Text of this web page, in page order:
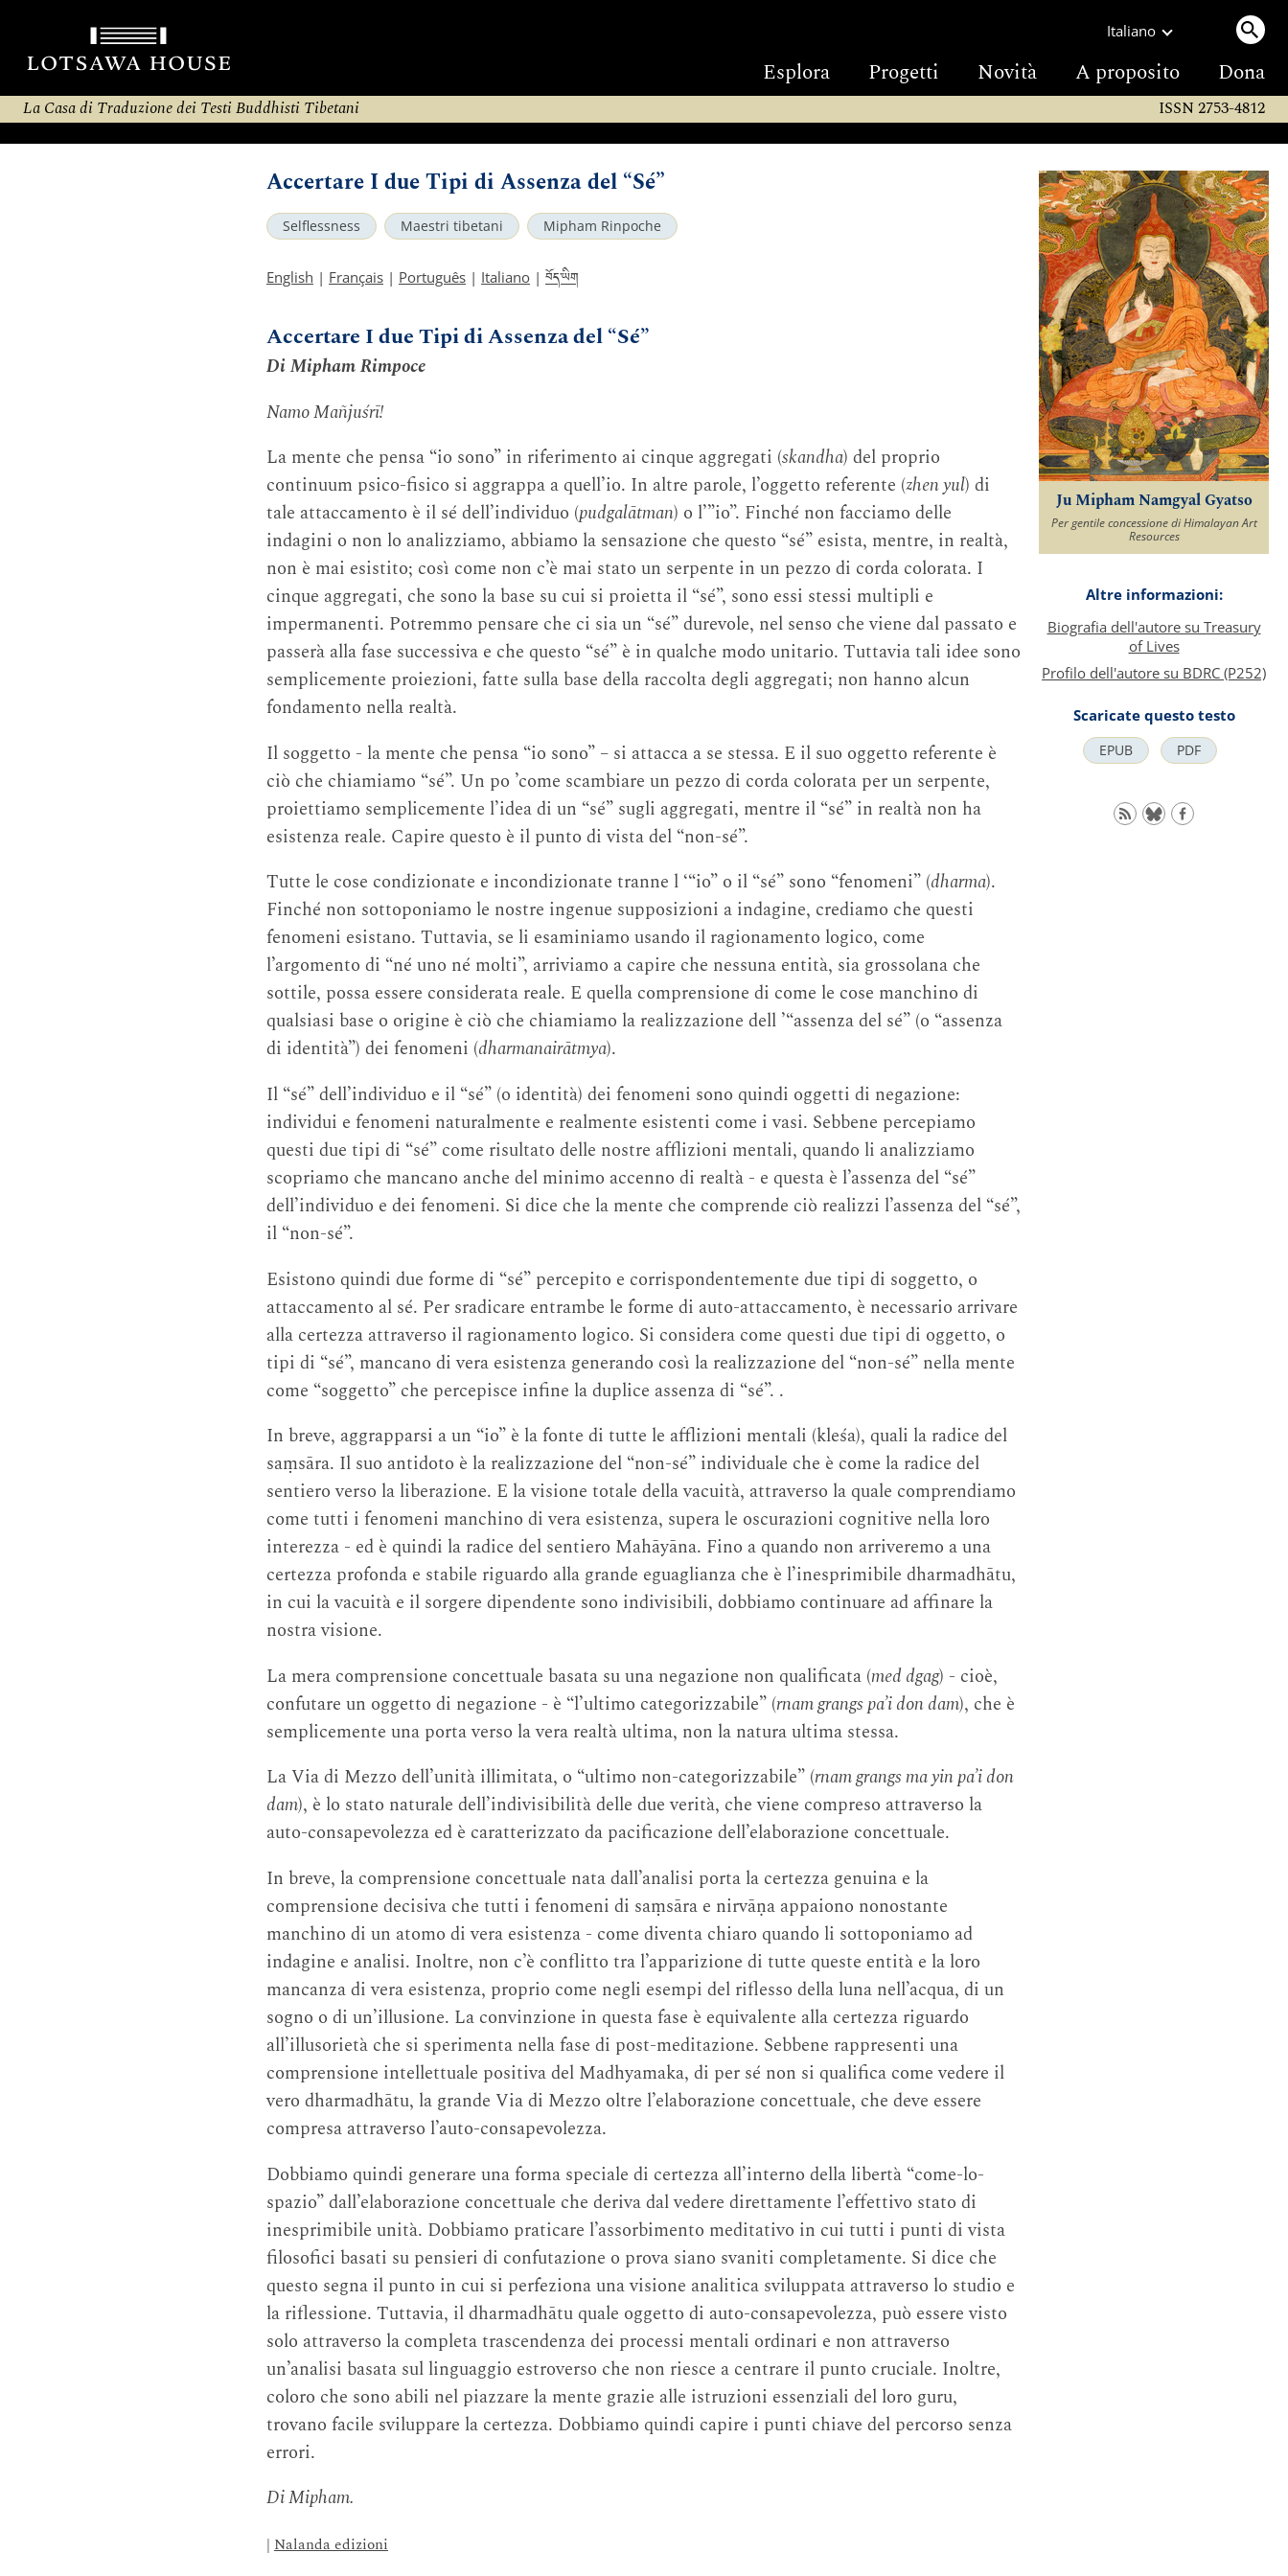
Italiano
Esplora Progetti Novità A proposito Dona
La Casa di Traduzione dei Testi Buddhisti Tibetani ISSN 2753-4812
Accertare I due Tipi di Assenza del “Sé”
Selflessness Maestri tibetani Mipham Rinpoche
English | Français | Português | Italiano | བོད་ཡིག
Accertare I due Tipi di Assenza del “Sé”
Di Mipham Rimpoce
Namo Mañjuśrī!
La mente che pensa “io sono” in riferimento ai cinque aggregati (skandha) del proprio
continuum psico-fisico si aggrappa a quell’io. In altre parole, l’oggetto referente (zhen yul) di
tale attaccamento è il sé dell’individuo (pudgalātman) o l’”io”. Finché non facciamo delle
indagini o non lo analizziamo, abbiamo la sensazione che questo “sé” esista, mentre, in realtà,
non è mai esistito; così come non c’è mai stato un serpente in un pezzo di corda colorata. I
cinque aggregati, che sono la base su cui si proietta il “sé”, sono essi stessi multipli e
impermanenti. Potremmo pensare che ci sia un “sé” durevole, nel senso che viene dal passato e
passerà alla fase successiva e che questo “sé” è in qualche modo unitario. Tuttavia tali idee sono
semplicemente proiezioni, fatte sulla base della raccolta degli aggregati; non hanno alcun
fondamento nella realtà.
Il soggetto - la mente che pensa “io sono” – si attacca a se stessa. E il suo oggetto referente è
ciò che chiamiamo “sé”. Un po ’come scambiare un pezzo di corda colorata per un serpente,
proiettiamo semplicemente l’idea di un “sé” sugli aggregati, mentre il “sé” in realtà non ha
esistenza reale. Capire questo è il punto di vista del “non-sé”.
Tutte le cose condizionate e incondizionate tranne l ‘“io” o il “sé” sono “fenomeni” (dharma).
Finché non sottoponiamo le nostre ingenue supposizioni a indagine, crediamo che questi
fenomeni esistano. Tuttavia, se li esaminiamo usando il ragionamento logico, come
l’argomento di “né uno né molti”, arriviamo a capire che nessuna entità, sia grossolana che
sottile, possa essere considerata reale. E quella comprensione di come le cose manchino di
qualsiasi base o origine è ciò che chiamiamo la realizzazione dell ’“assenza del sé” (o “assenza
di identità”) dei fenomeni (dharmanairātmya).
Il “sé” dell’individuo e il “sé” (o identità) dei fenomeni sono quindi oggetti di negazione:
individui e fenomeni naturalmente e realmente esistenti come i vasi. Sebbene percepiamo
questi due tipi di “sé” come risultato delle nostre afflizioni mentali, quando li analizziamo
scopriamo che mancano anche del minimo accenno di realtà - e questa è l’assenza del “sé”
dell’individuo e dei fenomeni. Si dice che la mente che comprende ciò realizzi l’assenza del “sé”,
il “non-sé”.
Esistono quindi due forme di “sé” percepito e corrispondentemente due tipi di soggetto, o
attaccamento al sé. Per sradicare entrambe le forme di auto-attaccamento, è necessario arrivare
alla certezza attraverso il ragionamento logico. Si considera come questi due tipi di oggetto, o
tipi di “sé”, mancano di vera esistenza generando così la realizzazione del “non-sé” nella mente
come “soggetto” che percepisce infine la duplice assenza di “sé”. .
In breve, aggrapparsi a un “io” è la fonte di tutte le afflizioni mentali (kleśa), quali la radice del
saṃsāra. Il suo antidoto è la realizzazione del “non-sé” individuale che è come la radice del
sentiero verso la liberazione. E la visione totale della vacuità, attraverso la quale comprendiamo
come tutti i fenomeni manchino di vera esistenza, supera le oscurazioni cognitive nella loro
interezza - ed è quindi la radice del sentiero Mahāyāna. Fino a quando non arriveremo a una
certezza profonda e stabile riguardo alla grande eguaglianza che è l’inesprimibile dharmadhātu,
in cui la vacuità e il sorgere dipendente sono indivisibili, dobbiamo continuare ad affinare la
nostra visione.
La mera comprensione concettuale basata su una negazione non qualificata (med dgag) - cioè,
confutare un oggetto di negazione - è “l’ultimo categorizzabile” (rnam grangs pa’i don dam), che è
semplicemente una porta verso la vera realtà ultima, non la natura ultima stessa.
La Via di Mezzo dell’unità illimitata, o “ultimo non-categorizzabile” (rnam grangs ma yin pa’i don
dam), è lo stato naturale dell’indivisibilità delle due verità, che viene compreso attraverso la
auto-consapevolezza ed è caratterizzato da pacificazione dell’elaborazione concettuale.
In breve, la comprensione concettuale nata dall’analisi porta la certezza genuina e la
comprensione decisiva che tutti i fenomeni di saṃsāra e nirvāṇa appaiono nonostante
manchino di un atomo di vera esistenza - come diventa chiaro quando li sottoponiamo ad
indagine e analisi. Inoltre, non c’è conflitto tra l’apparizione di tutte queste entità e la loro
mancanza di vera esistenza, proprio come negli esempi del riflesso della luna nell’acqua, di un
sogno o di un’illusione. La convinzione in questa fase è equivalente alla certezza riguardo
all’illusorietà che si sperimenta nella fase di post-meditazione. Sebbene rappresenti una
comprensione intellettuale positiva del Madhyamaka, di per sé non si qualifica come vedere il
vero dharmadhātu, la grande Via di Mezzo oltre l’elaborazione concettuale, che deve essere
compresa attraverso l’auto-consapevolezza.
Dobbiamo quindi generare una forma speciale di certezza all’interno della libertà “come-lo-
spazio” dall’elaborazione concettuale che deriva dal vedere direttamente l’effettivo stato di
inesprimibile unità. Dobbiamo praticare l’assorbimento meditativo in cui tutti i punti di vista
filosofici basati su pensieri di confutazione o prova siano svaniti completamente. Si dice che
questo segna il punto in cui si perfeziona una visione analitica sviluppata attraverso lo studio e
la riflessione. Tuttavia, il dharmadhātu quale oggetto di auto-consapevolezza, può essere visto
solo attraverso la completa trascendenza dei processi mentali ordinari e non attraverso
un’analisi basata sul linguaggio estroverso che non riesce a centrare il punto cruciale. Inoltre,
coloro che sono abili nel piazzare la mente grazie alle istruzioni essenziali del loro guru,
trovano facile sviluppare la certezza. Dobbiamo quindi capire i punti chiave del percorso senza
errori.
Di Mipham.
| Nalanda edizioni
Ju Mipham Namgyal Gyatso
Per gentile concessione di Himalayan Art
Resources
Altre informazioni:
Biografia dell'autore su Treasury
of Lives
Profilo dell'autore su BDRC (P252)
Scaricate questo testo
EPUB PDF